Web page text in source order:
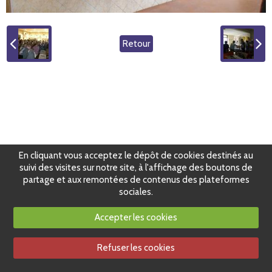
Retour
En cliquant vous acceptez le dépôt de cookies destinés au
suivi des visites sur notre site, à l'affichage des boutons de
partage et aux remontées de contenus des plateformes
sociales.
Accepter les cookies
Refuser les cookies